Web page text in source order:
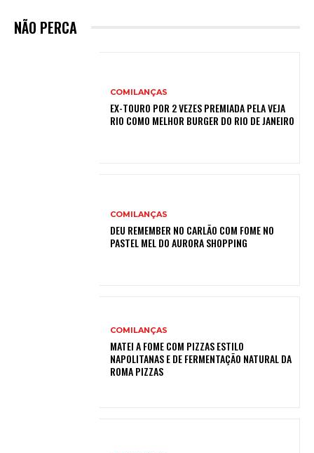
NÃO PERCA
COMILANÇAS
EX-TOURO POR 2 VEZES PREMIADA PELA VEJA
RIO COMO MELHOR BURGER DO RIO DE JANEIRO
COMILANÇAS
DEU REMEMBER NO CARLÃO COM FOME NO
PASTEL MEL DO AURORA SHOPPING
COMILANÇAS
MATEI A FOME COM PIZZAS ESTILO
NAPOLITANAS E DE FERMENTAÇÃO NATURAL DA
ROMA PIZZAS